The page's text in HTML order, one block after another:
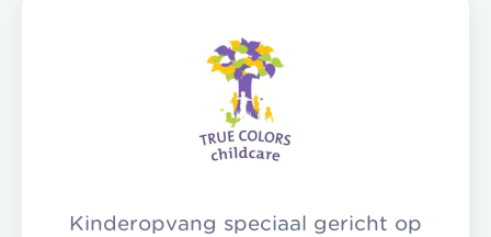
Kinderopvang speciaal gericht op